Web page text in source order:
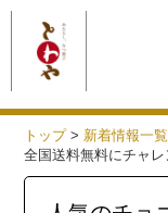
トップ> 新着情報一覧
全国送料無料にチャレ